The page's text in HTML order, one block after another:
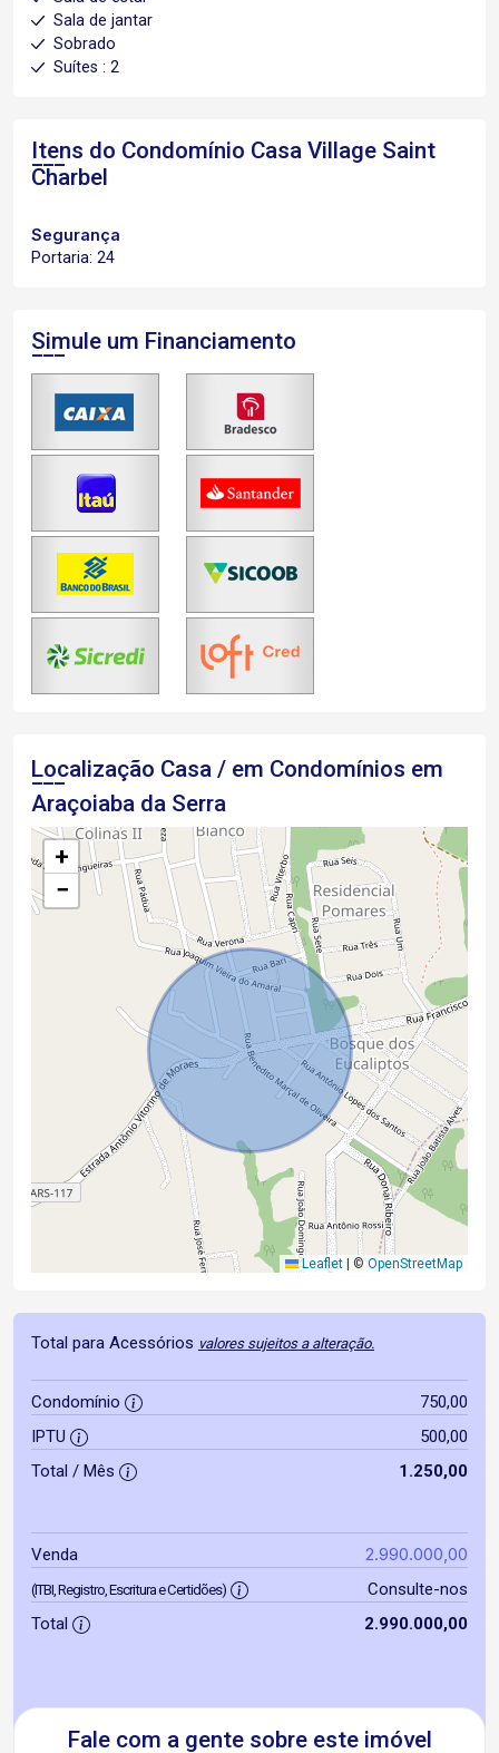
Sala de jantar
Sobrado
Suítes : 2
Itens do Condomínio Casa Village Saint
Charbel
Segurança
Portaria: 24
Simule um Financiamento
Localização Casa / em Condomínios em
Araçoiaba da Serra
+
−
Leaflet © OpenStreetMap
Total para Acessórios valores sujeitos a alteração.
Condomínio
750,00
IPTU
500,00
Total / Mês
1.250,00
Venda 2.990.000,00
(ITBI, Registro, Escritura e Certidões)
Consulte-nos
Total
2.990.000,00
Fale com a gente sobre este imóvel